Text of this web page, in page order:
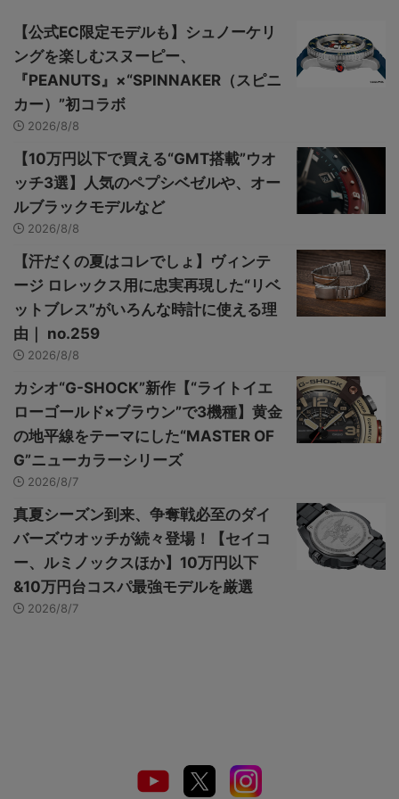
【公式EC限定モデルも】シュノーケリ
ングを楽しむスヌーピー、
『PEANUTS』×“SPINNAKER（スピニ
カー）”初コラボ
2026/8/8
【10万円以下で買える“GMT搭載”ウオ
ッチ3選】人気のペプシベゼルや、オー
ルブラックモデルなど
2026/8/8
【汗だくの夏はコレでしょ】ヴィンテ
ージ ロレックス用に忠実再現した“リベ
ットブレス”がいろんな時計に使える理
由｜ no.259
2026/8/8
カシオ“G-SHOCK”新作【“ライトイエ
ローゴールド×ブラウン”で3機種】黄金
の地平線をテーマにした“MASTER OF
G”ニューカラーシリーズ
2026/8/7
真夏シーズン到来、争奪戦必至のダイ
バーズウオッチが続々登場！【セイコ
ー、ルミノックスほか】10万円以下
&10万円台コスパ最強モデルを厳選
2026/8/7